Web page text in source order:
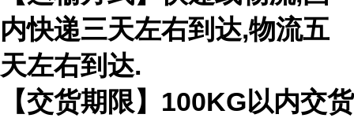
内快递三天左右到达,物流五
天左右到达.
【交货期限】100KG以内交货